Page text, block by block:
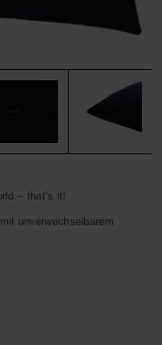
– that’s it!
unverwechselbarem